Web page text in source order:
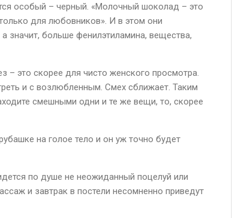
особый – черный. «Молочный шоколад – это
для любовников». И в этом они
больше фенилэтиламина, вещества,
это скорее для чисто женского просмотра.
и с возлюбленным. Смех сближает. Таким
смешными одни и те же вещи, то, скорее
на голое тело и он уж точно будет
по душе не неожиданный поцелуй или
и завтрак в постели несомненно приведут